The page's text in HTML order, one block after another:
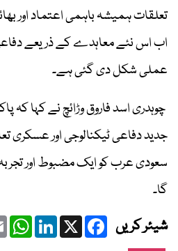
تعلقات ہمیشہ باہمی اعتماد اور
اب اس نئے معاہدے کے ذریعے
عملی شکل دی گئی ہے۔
چوہدری اسد فاروق وڑائچ نے کہا
جدید دفاعی ٹیکنالوجی اور عسکری
سعودی عرب کو ایک مضبوط اور تجربہ
گا۔
شیئر کریں Facebook
X
LinkedIn